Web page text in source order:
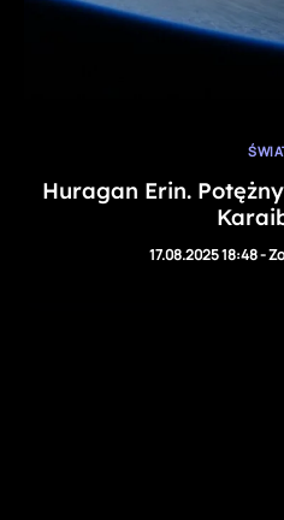
Huragan Erin.
17.08.2025 18:48-